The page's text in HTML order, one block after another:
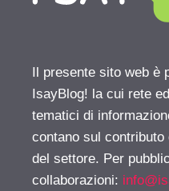
Il presente sito web è
IsayBlog! la cui rete
tematici di
contano sul
del settore. Per
collaborazioni: